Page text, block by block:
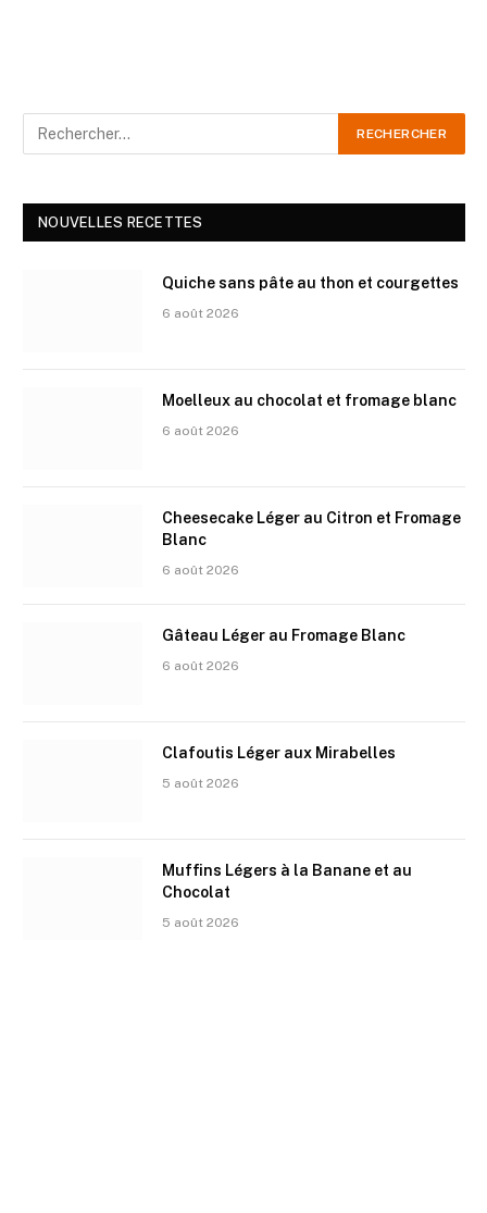
NOUVELLES RECETTES
Quiche sans pâte au thon et courgettes
6 août 2026
Moelleux au chocolat et fromage blanc
6 août 2026
Cheesecake Léger au Citron et Fromage
Blanc
6 août 2026
Gâteau Léger au Fromage Blanc
6 août 2026
Clafoutis Léger aux Mirabelles
5 août 2026
Muffins Légers à la Banane et au
Chocolat
5 août 2026